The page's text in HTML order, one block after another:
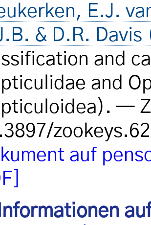
E.J.
& D.R.
and
and
—
auf